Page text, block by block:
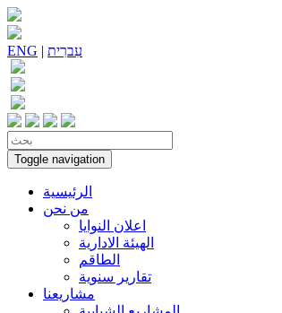
ENG | עִברִית
Toggle navigation
الرئيسية
من نحن
اعلان النوايا
الهيئة الادارية
الطاقم
تقارير سنوية
مشاريعنا